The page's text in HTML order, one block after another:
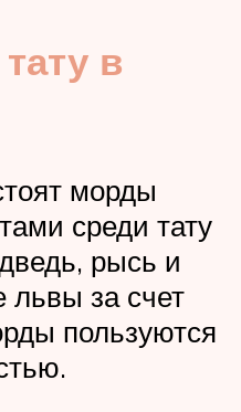
в
морды
среди тату
рысь и
львы за счет
пользуются